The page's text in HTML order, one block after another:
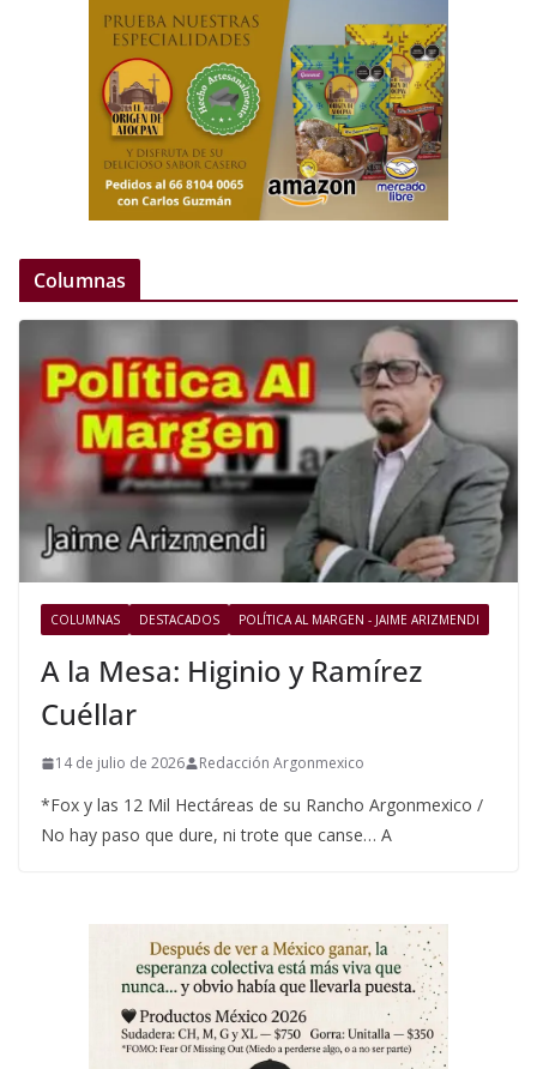
Columnas
COLUMNAS DESTACADOS POLÍTICA AL MARGEN - JAIME ARIZMENDI
A la Mesa: Higinio y Ramírez
Cuéllar
14 de julio de 2026 Redacción Argonmexico
*Fox y las 12 Mil Hectáreas de su Rancho Argonmexico /
No hay paso que dure, ni trote que canse… A